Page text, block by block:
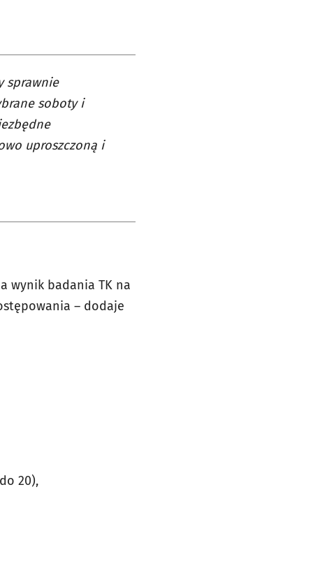
sprawnie
soboty i
uproszczoną i
wynik badania TK na
– dodaje
20),